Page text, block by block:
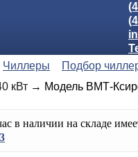
Чиллеры
Подбор
кВт → Модель ВМТ-
в наличии на складе